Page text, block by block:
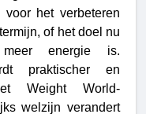
voor het verbeteren
of het doel nu
energie is.
praktischer en
Weight World-
welzijn verandert